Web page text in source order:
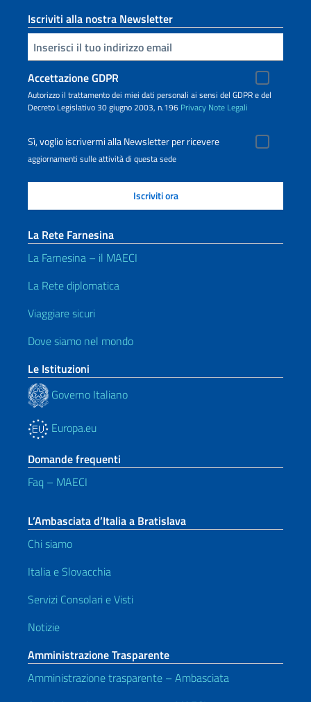
Iscriviti alla nostra Newsletter
Inserisci la tua email
Accettazione GDPR
Autorizzo il trattamento dei miei dati personali ai sensi del GDPR e del
Decreto Legislativo 30 giugno 2003, n.196 Privacy Note Legali
Sì, voglio iscrivermi alla Newsletter per ricevere
aggiornamenti sulle attività di questa sede
La Rete Farnesina
La Farnesina – il MAECI
La Rete diplomatica
Viaggiare sicuri
Dove siamo nel mondo
Le Istituzioni
Governo Italiano
Europa.eu
Domande frequenti
Faq – MAECI
L’Ambasciata d’Italia a Bratislava
Chi siamo
Italia e Slovacchia
Servizi Consolari e Visti
Notizie
Amministrazione Trasparente
Amministrazione trasparente – Ambasciata